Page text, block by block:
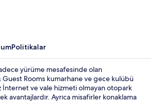
Politikalar
yürüme mesafesinde olan
Rooms kumarhane ve gece kulübü
İnternet ve vale hizmeti olmayan otopark
avantajlardır. Ayrıca misafirler konaklama